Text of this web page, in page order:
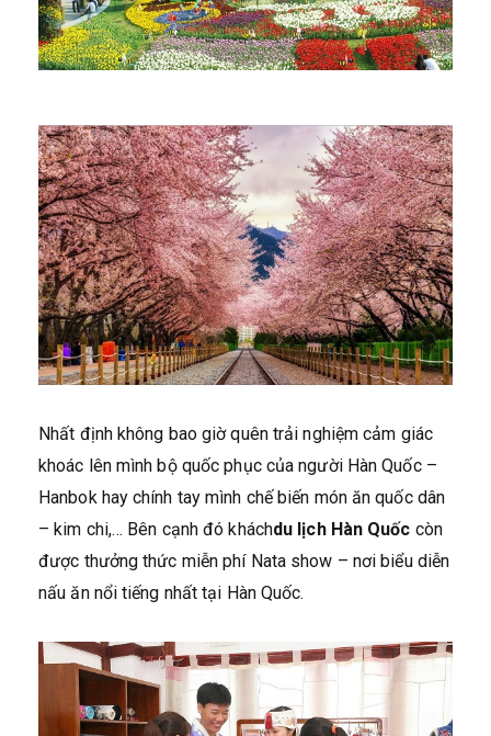
Nhất định không bao giờ quên trải nghiệm cảm giác
khoác lên mình bộ quốc phục của người Hàn Quốc –
Hanbok hay chính tay mình chế biến món ăn quốc dân
– kim chi,… Bên cạnh đó kháchdu lịch Hàn Quốc còn
được thưởng thức miễn phí Nata show – nơi biểu diễn
nấu ăn nổi tiếng nhất tại Hàn Quốc.